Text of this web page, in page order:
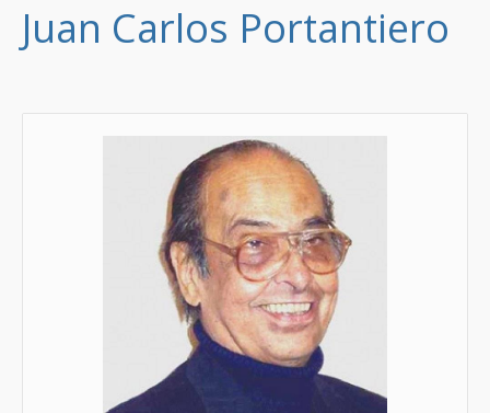
Juan Carlos Portantiero